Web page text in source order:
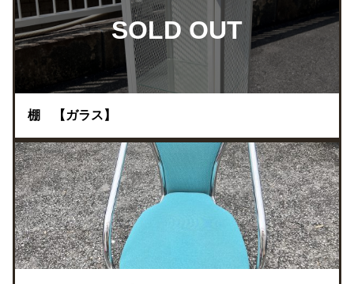
SOLD OUT
棚 【ガラス】